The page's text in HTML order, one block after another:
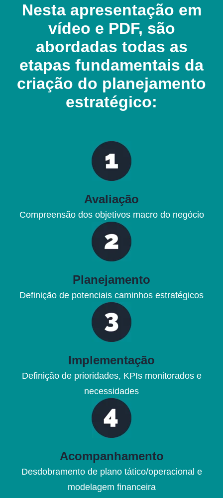
Nesta apresentação em
vídeo e PDF, são
abordadas todas as
etapas fundamentais da
criação do planejamento
estratégico:
Avaliação
Compreensão dos objetivos macro do negócio
Planejamento
Definição de potenciais caminhos estratégicos
Implementação
Definição de prioridades, KPIs monitorados e
necessidades
Acompanhamento
Desdobramento de plano tático/operacional e
modelagem financeira